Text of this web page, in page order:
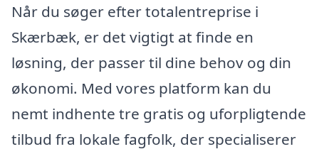
Når du søger efter totalentreprise i
Skærbæk, er det vigtigt at finde en
løsning, der passer til dine behov og din
økonomi. Med vores platform kan du
nemt indhente tre gratis og uforpligtende
tilbud fra lokale fagfolk, der specialiserer